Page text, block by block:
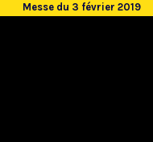
Messe du 3 février 2019